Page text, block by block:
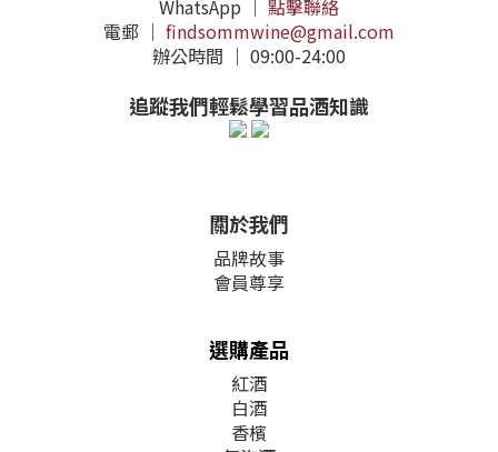
WhatsApp ｜ 點擊聯絡
電郵 ｜ findsommwine@gmail.com
辦公時間 ｜ 09:00-24:00
追蹤我們輕鬆學習品酒知識
關於我們
品牌故事
會員尊享
選購產品
紅酒
白酒
香檳